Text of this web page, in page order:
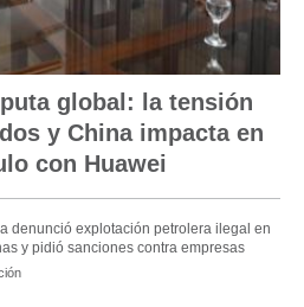
global: la tensión
y China impacta en
con Huawei
denunció explotación petrolera ilegal en
y pidió sanciones contra empresas